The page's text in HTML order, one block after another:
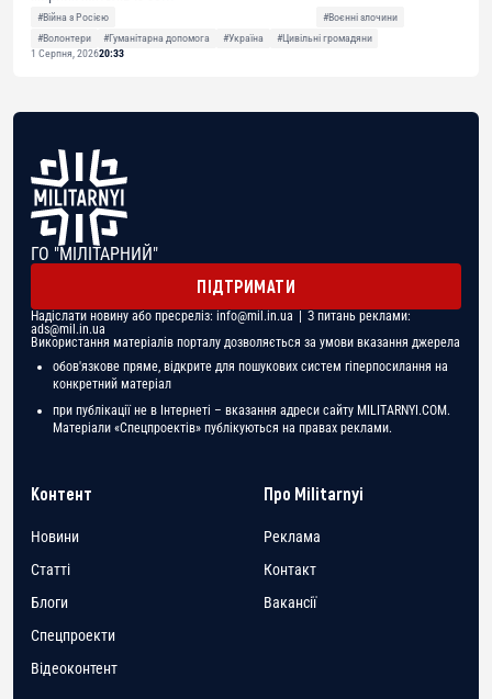
#Війна з Росією
#Воєнні злочини
#Волонтери
#Гуманітарна допомога #Україна
#Цивільні громадяни
1 Серпня, 202620:33
ГО "МІЛІТАРНИЙ"
ПІДТРИМАТИ
Надіслати новину або пресреліз: info@mil.in.ua | З питань реклами:
ads@mil.in.ua
Використання матеріалів порталу дозволяється за умови вказання джерела
обов'язкове пряме, відкрите для пошукових систем гіперпосилання на
конкретний матеріал
при публікації не в Інтернеті – вказання адреси сайту MILITARNYI.COM.
Матеріали «Спецпроектів» публікуються на правах реклами.
Контент
Новини
Статті
Блоги
Спецпроекти
Відеоконтент
Про Militarnyi
Реклама
Контакт
Вакансії